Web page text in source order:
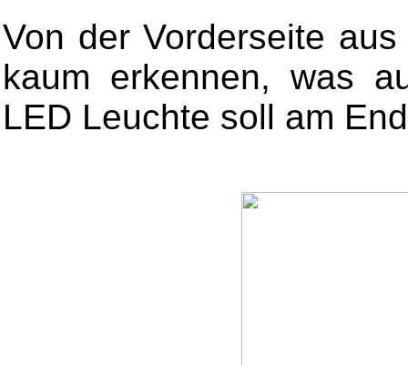
Von der Vorderseite
kaum erkennen, was
LED Leuchte soll am